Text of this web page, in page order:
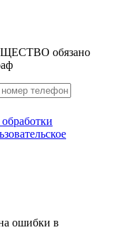
обязано
ошибки в